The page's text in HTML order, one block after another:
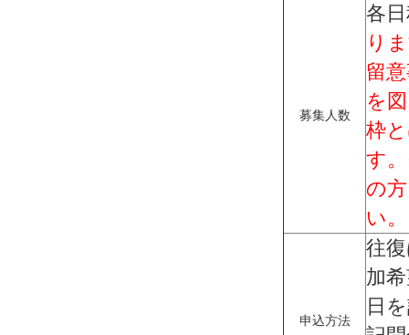
募集人数
各
り
留
を
枠
す
の
い。
申込方法
往
加
日